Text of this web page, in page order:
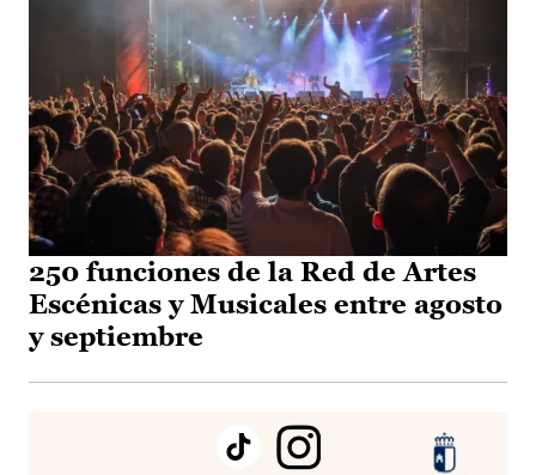
250 funciones de la Red de Artes
Escénicas y Musicales entre agosto
y septiembre